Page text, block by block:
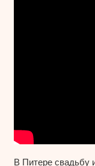
В Питере свадьбу